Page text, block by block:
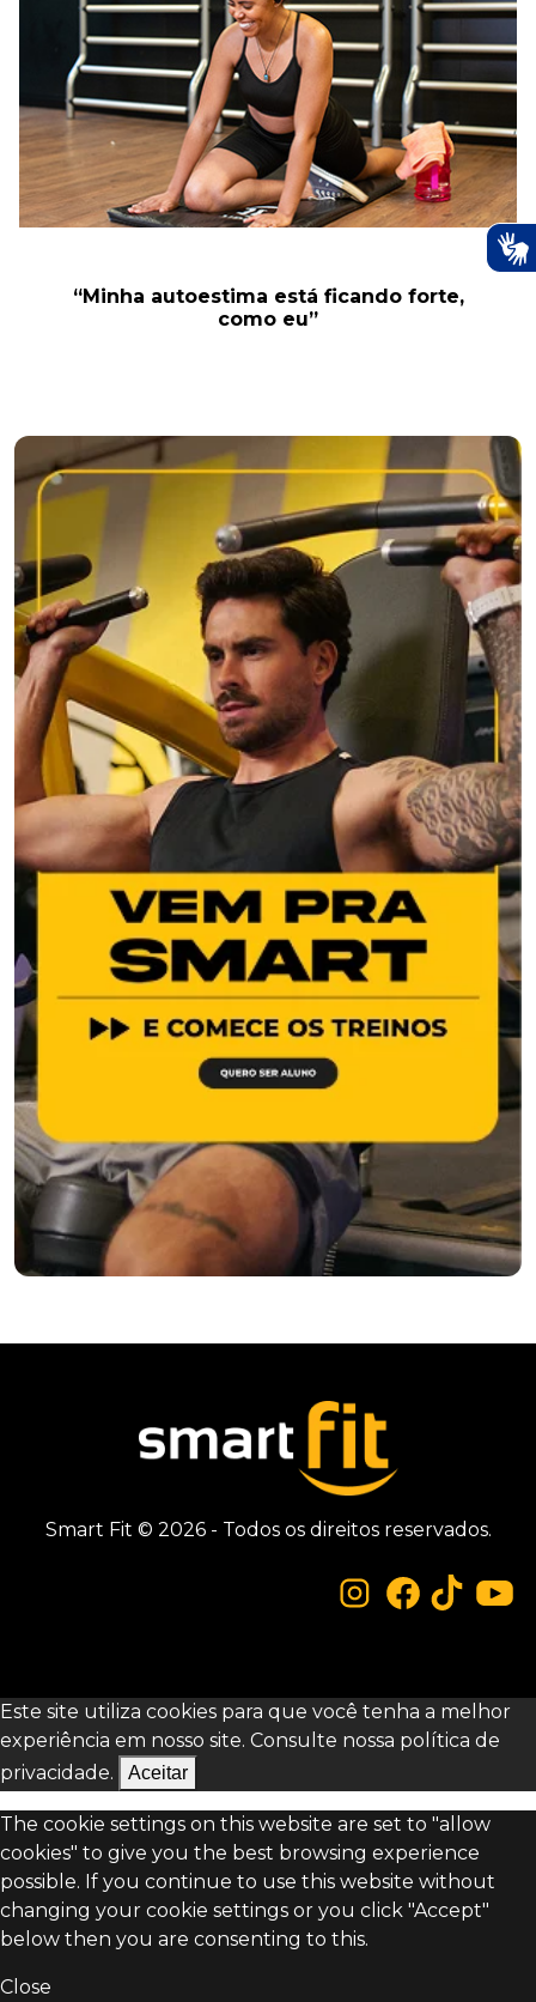
“Minha autoestima está ficando forte,
como eu”
Smart Fit © 2026 - Todos os direitos reservados.
Este site utiliza cookies para que você tenha a melhor
experiência em nosso site. Consulte nossa política de
privacidade.
Aceitar
The cookie settings on this website are set to "allow
cookies" to give you the best browsing experience
possible. If you continue to use this website without
changing your cookie settings or you click "Accept"
below then you are consenting to this.
Close